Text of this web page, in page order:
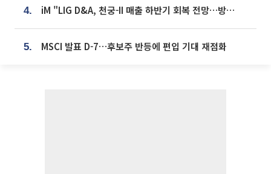
4. iM "LIG D&A, 천궁-II 매출 하반기 회복 전망…방산 톱픽 유지"
5. MSCI 발표 D-7…후보주 반등에 편입 기대 재점화